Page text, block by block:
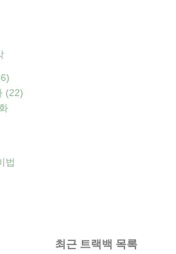
(22)
법
최근 트랙백 목록